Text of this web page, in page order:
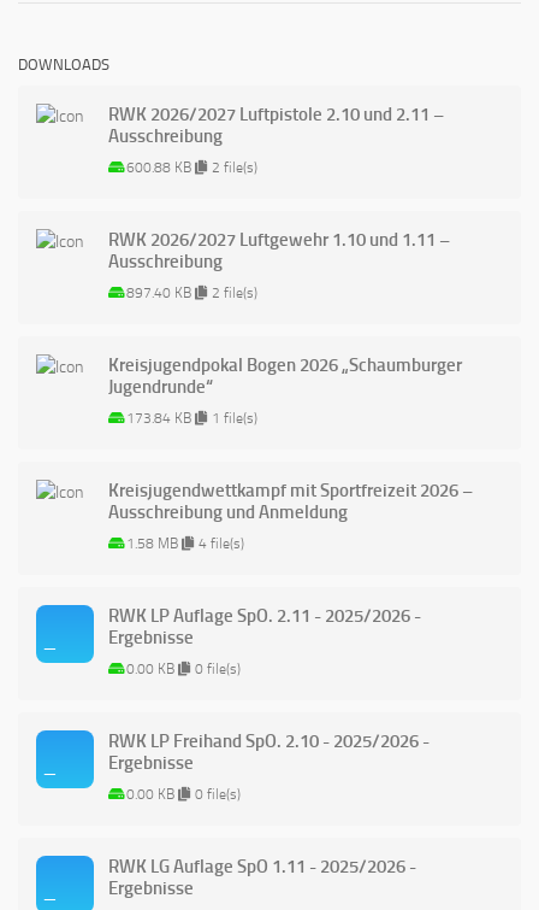
DOWNLOADS
RWK 2026/2027 Luftpistole 2.10 und 2.11 –
Ausschreibung
600.88 KB 2 file(s)
RWK 2026/2027 Luftgewehr 1.10 und 1.11 –
Ausschreibung
897.40 KB 2 file(s)
Kreisjugendpokal Bogen 2026 „Schaumburger
Jugendrunde“
173.84 KB 1 file(s)
Kreisjugendwettkampf mit Sportfreizeit 2026 –
Ausschreibung und Anmeldung
1.58 MB 4 file(s)
RWK LP Auflage SpO. 2.11 - 2025/2026 -
Ergebnisse
0.00 KB 0 file(s)
RWK LP Freihand SpO. 2.10 - 2025/2026 -
Ergebnisse
0.00 KB 0 file(s)
RWK LG Auflage SpO 1.11 - 2025/2026 -
Ergebnisse